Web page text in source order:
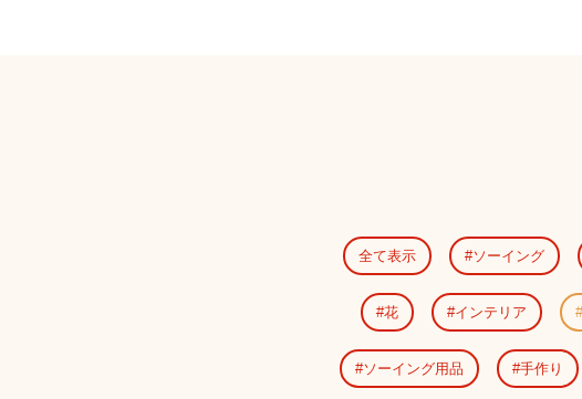
全て表示 ソーイング
花 インテリア
ソーイング用品 手作り